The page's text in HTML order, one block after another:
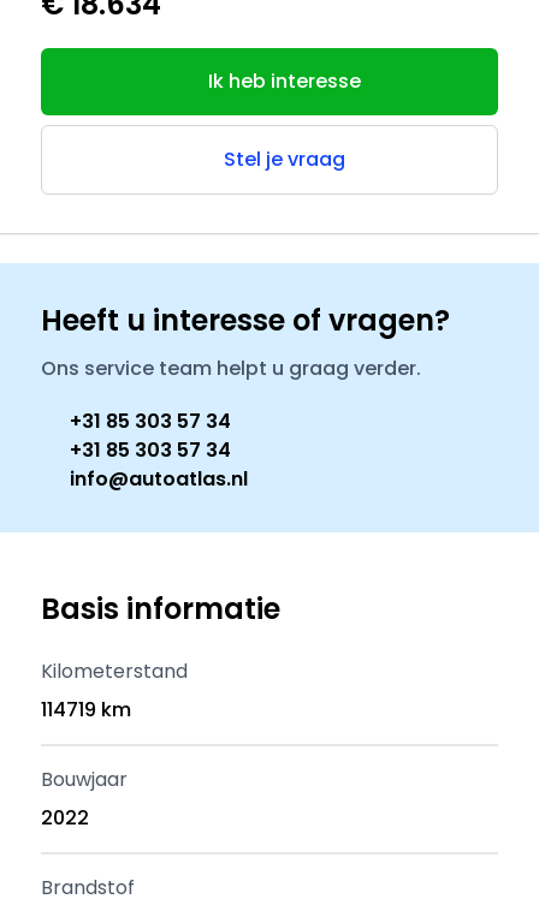
Ik heb interesse
Stel je vraag
Heeft u interesse of vragen?
Ons service team helpt u graag verder.
+31 85 303 57 34
+31 85 303 57 34
info@autoatlas.nl
Basis informatie
Kilometerstand
114719 km
Bouwjaar
2022
Brandstof